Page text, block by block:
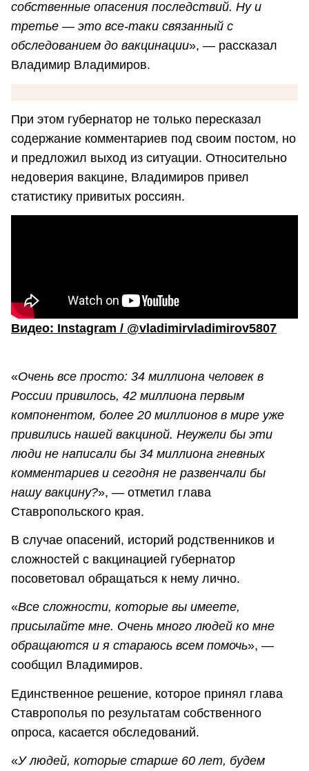
собственные опасения последствий. Ну и
третье — это все-таки связанный с
обследованием до вакцинации», — рассказал
Владимир Владимиров.
При этом губернатор не только пересказал
содержание комментариев под своим постом, но
и предложил выход из ситуации. Относительно
недоверия вакцине, Владимиров привел
статистику привитых россиян.
Видео: Instagram / @vladimirvladimirov5807
«Очень все просто: 34 миллиона человек в
России привилось, 42 миллиона первым
компонентом, более 20 миллионов в мире уже
привились нашей вакциной. Неужели бы эти
люди не написали бы 34 миллиона гневных
комментариев и сегодня не развенчали бы
нашу вакцину?», — отметил глава
Ставропольского края.
В случае опасений, историй родственников и
сложностей с вакцинацией губернатор
посоветовал обращаться к нему лично.
«Все сложности, которые вы имеете,
присылайте мне. Очень много людей ко мне
обращаются и я стараюсь всем помочь», —
сообщил Владимиров.
Единственное решение, которое принял глава
Ставрополья по результатам собственного
опроса, касается обследований.
«У людей, которые старше 60 лет, будем